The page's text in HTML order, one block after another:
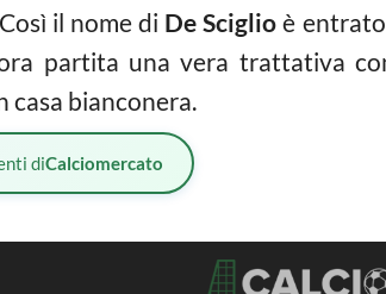
il nome di De Sciglioè
partita una vera trattativa
casa bianconera.
diCalciomercato